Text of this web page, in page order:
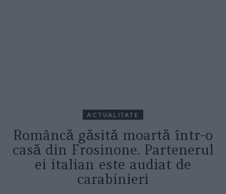
ACTUALITATE
Româncă găsită moartă într-o
casă din Frosinone. Partenerul
ei italian este audiat de
carabinieri